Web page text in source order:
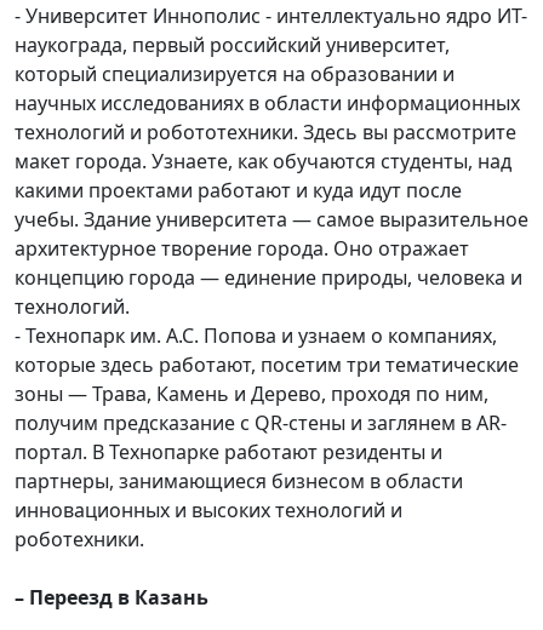
- Университет Иннополис - интеллектуально ядро ИТ-
наукограда, первый российский университет,
который специализируется на образовании и
научных исследованиях в области информационных
технологий и робототехники. Здесь вы рассмотрите
макет города. Узнаете, как обучаются студенты, над
какими проектами работают и куда идут после
учебы. Здание университета — самое выразительное
архитектурное творение города. Оно отражает
концепцию города — единение природы, человека и
технологий.
- Технопарк им. А.С. Попова и узнаем о компаниях,
которые здесь работают, посетим три тематические
зоны — Трава, Камень и Дерево, проходя по ним,
получим предсказание с QR-стены и заглянем в AR-
портал. В Технопарке работают резиденты и
партнеры, занимающиеся бизнесом в области
инновационных и высоких технологий и
роботехники.
– Переезд в Казань